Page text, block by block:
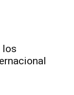
los